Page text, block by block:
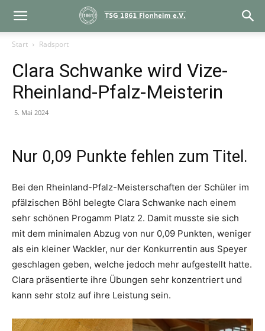
Start Radsport
Clara Schwanke wird Vize-
Rheinland-Pfalz-Meisterin
5. Mai 2024
Nur 0,09 Punkte fehlen zum Titel.
Bei den Rheinland-Pfalz-Meisterschaften der Schüler im
pfälzischen Böhl belegte Clara Schwanke nach einem
sehr schönen Progamm Platz 2. Damit musste sie sich
mit dem minimalen Abzug von nur 0,09 Punkten, weniger
als ein kleiner Wackler, nur der Konkurrentin aus Speyer
geschlagen geben, welche jedoch mehr aufgestellt hatte.
Clara präsentierte ihre Übungen sehr konzentriert und
kann sehr stolz auf ihre Leistung sein.